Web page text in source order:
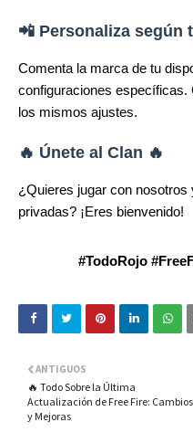
📲 Personaliza según
Comenta la marca de tu
configuraciones específicas.
los mismos ajustes.
🔥 Únete al Clan 🔥
¿Quieres jugar con
privadas? ¡Eres bienvenido!
#TodoRojo
ANTIGUOS
🔥 Todo Sobre la Última
Actualización de Free Fire: Cambios
y Mejoras